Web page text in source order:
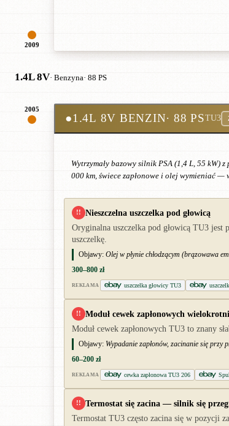
2009
1.4L 8V· Benzyna· 88 PS
2005
●1.4L 8V BENZIN· 88 PSTU3
Wytrzymały bazowy silnik PSA (1,4 L, 55
000 km, świece zapłonowe i olej wymieniać —
!! Nieszczelna uszczelka pod głowicą
Oryginalna uszczelka pod głowicą TU3 jest
uszczelkę.
Objawy: Olej w płynie chłodzącym (brązowawa
300–800 zł
REKLAMA uszczelka głowicy TU3
!! Moduł cewek zapłonowych
Moduł cewek zapłonowych TU3 to znany
Objawy: Wypadanie zapłonów, zacinanie się
60–200 zł
REKLAMA cewka zapłonowa TU3 206
!! Termostat się zacina — silnik się
Termostat TU3 często zacina się w pozycji